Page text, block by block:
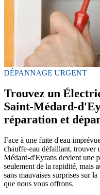
DÉPANNAGE URGENT
Trouvez un
Saint-Médard-
réparation et
Face à une fuite d'eau
chauffe-eau défaillant, trouver
Médard-d'Eyrans devient une
seulement de la rapidité, mais
sans mauvaises surprises sur
que nous vous offrons.